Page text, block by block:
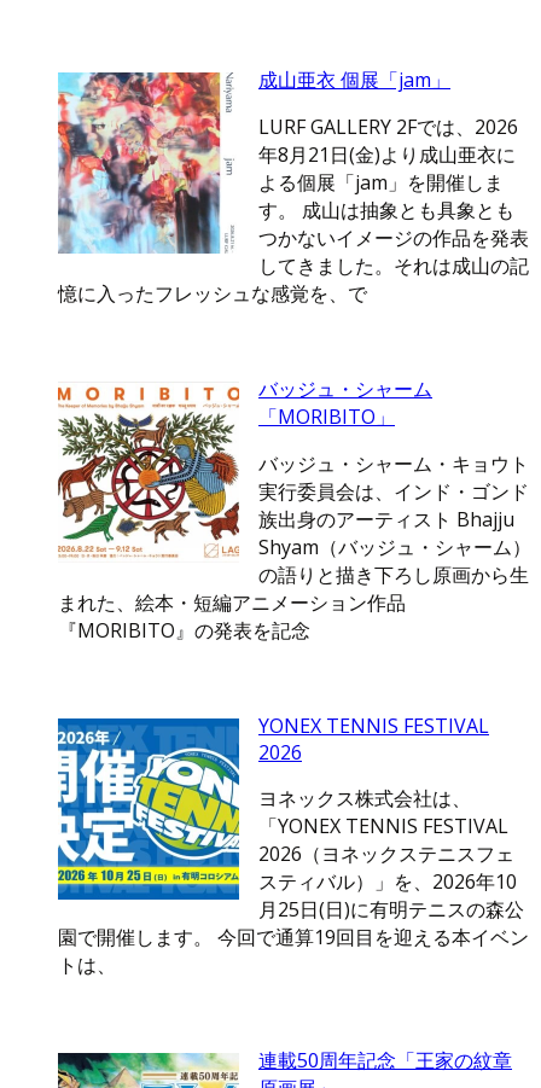
成山亜衣 個展「jam」
LURF GALLERY 2Fでは、2026
年8月21日(金)より成山亜衣に
よる個展「jam」を開催しま
す。 成山は抽象とも具象とも
つかないイメージの作品を発表
してきました。それは成山の記
憶に入ったフレッシュな感覚を、で
バッジュ・シャーム
「MORIBITO」
バッジュ・シャーム・キョウト
実行委員会は、インド・ゴンド
族出身のアーティスト Bhajju
Shyam（バッジュ・シャーム）
の語りと描き下ろし原画から生
まれた、絵本・短編アニメーション作品
『MORIBITO』の発表を記念
YONEX TENNIS FESTIVAL
2026
ヨネックス株式会社は、
「YONEX TENNIS FESTIVAL
2026（ヨネックステニスフェ
スティバル）」を、2026年10
月25日(日)に有明テニスの森公
園で開催します。 今回で通算19回目を迎える本イベン
トは、
連載50周年記念「王家の紋章